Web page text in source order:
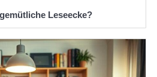
Leseecke?